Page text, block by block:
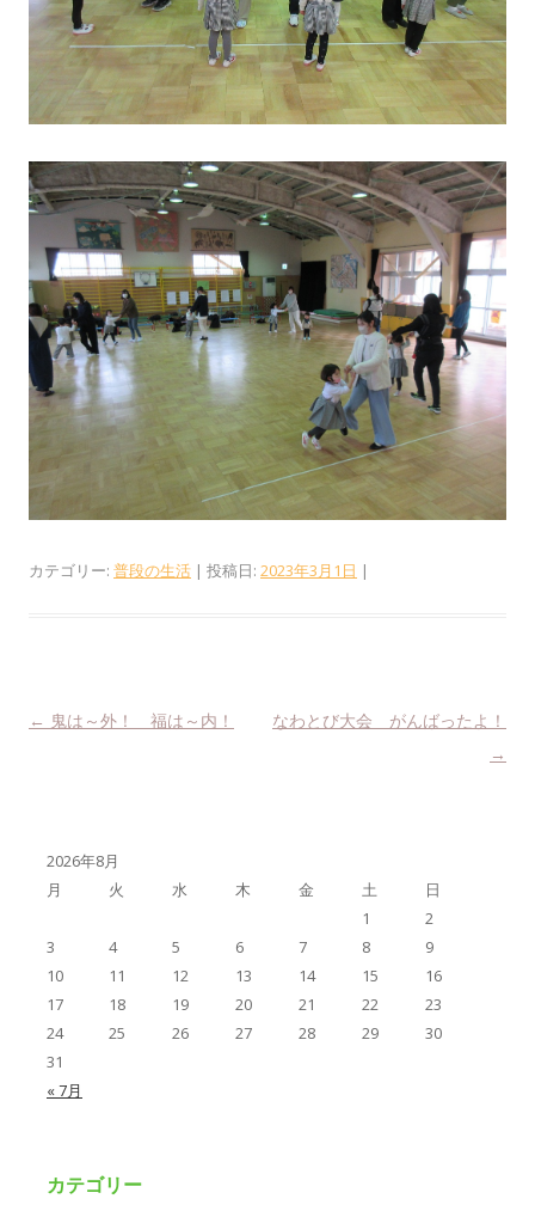
カテゴリー: 普段の生活 | 投稿日: 2023年3月1日 |
投稿ナビゲーション
← 鬼は～外！ 福は～内！
なわとび大会 がんばったよ！
→
2026年8月
月
火 水 木 金 土 日
« 7月
1
2
3
4 5 6 7 8
9
10
11 12 13 14 15
16
17
18 19 20 21 22
23
24
25 26 27 28 29
30
31
カテゴリー